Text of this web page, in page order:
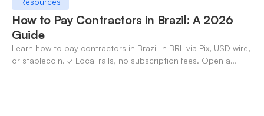
How to Pay Contractors in Brazil: A 2026
Guide
Learn how to pay contractors in Brazil in BRL via Pix, USD wire,
or stablecoin. ✓ Local rails, no subscription fees. Open a